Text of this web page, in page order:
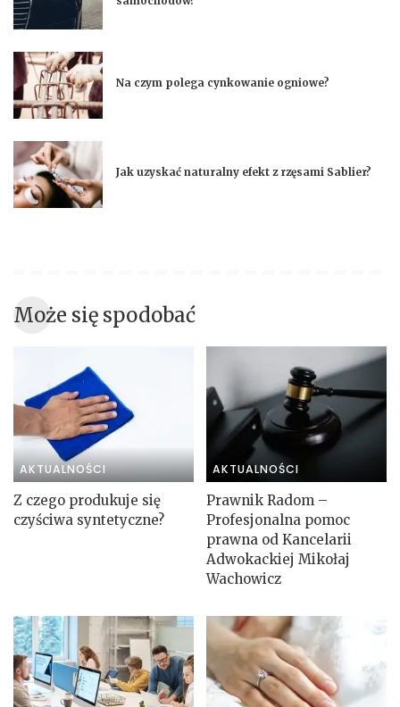
Na czym polega cynkowanie ogniowe?
Jak uzyskać naturalny efekt z rzęsami Sablier?
Może się spodobać
AKTUALNOŚCI
Z czego produkuje się
czyściwa syntetyczne?
AKTUALNOŚCI
Prawnik Radom –
Profesjonalna pomoc
prawna od Kancelarii
Adwokackiej Mikołaj
Wachowicz